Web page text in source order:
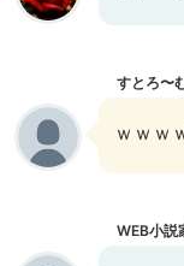
すとろ〜
ｗｗｗ
WEB小説